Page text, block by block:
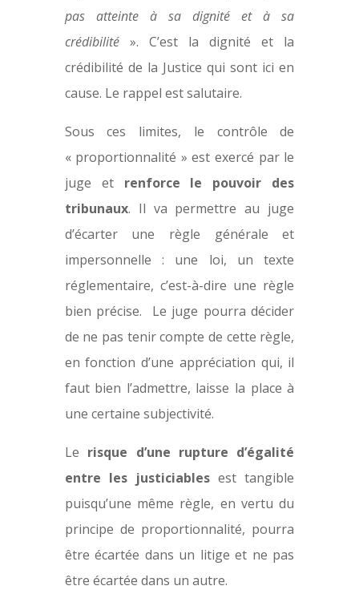
pas atteinte à sa dignité et à sa
crédibilité». C’est la dignité et la
crédibilité de la Justice qui sont ici en
cause. Le rappel est salutaire.
Sous ces limites, le contrôle de
« proportionnalité » est exercé par le
juge et renforce le pouvoir des
tribunaux. Il va permettre au juge
d’écarter une règle générale et
impersonnelle : une loi, un texte
réglementaire, c’est-à-dire une règle
bien précise. Le juge pourra décider
de ne pas tenir compte de cette règle,
en fonction d’une appréciation qui, il
faut bien l’admettre, laisse la place à
une certaine subjectivité.
Le risque d’une rupture d’égalité
entre les justiciables est tangible
puisqu’une même règle, en vertu du
principe de proportionnalité, pourra
être écartée dans un litige et ne pas
être écartée dans un autre.